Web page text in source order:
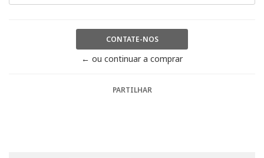
CONTATE-NOS
← ou continuar a comprar
PARTILHAR